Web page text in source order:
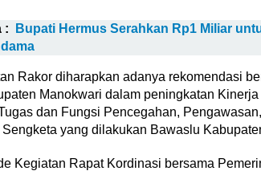
:
Bupati Hermus Serahkan Rp1 Miliar
Rakor diharapkan adanya rekomendasi
Manokwari dalam peningkatan
dan Fungsi Pencegahan,
yang dilakukan Bawaslu
Kegiatan Rapat Kordinasi bersama